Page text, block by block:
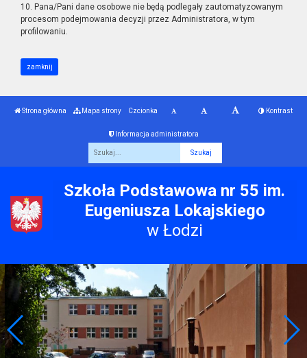
10. Pana/Pani dane osobowe nie będą podlegały zautomatyzowanym
procesom podejmowania decyzji przez Administratora, w tym
profilowaniu.
zamknij
Strona główna Mapa strony Czcionka Kontrast
Informacja administratora
Szkoła Podstawowa nr 55 im.
Eugeniusza Lokajskiego
w Łodzi